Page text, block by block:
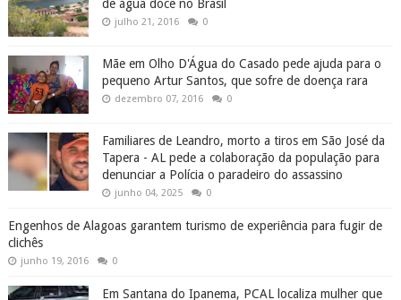
de água doce no Brasil
julho 21, 2016 0
Mãe em Olho D'Água do Casado pede ajuda para o
pequeno Artur Santos, que sofre de doença rara
dezembro 07, 2016 0
Familiares de Leandro, morto a tiros em São José da
Tapera - AL pede a colaboração da população para
denunciar a Polícia o paradeiro do assassino
junho 04, 2025 0
Engenhos de Alagoas garantem turismo de experiência para fugir de
clichês
junho 19, 2016 0
Em Santana do Ipanema, PCAL localiza mulher que